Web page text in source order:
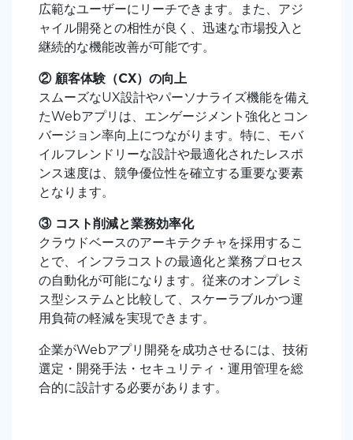
広範なユーザーにリーチできます。また、アジ
ャイル開発との相性が良く、迅速な市場投入と
継続的な機能改善が可能です。
② 顧客体験（CX）の向上
スムーズなUX設計やパーソナライズ機能を備え
たWebアプリは、エンゲージメント強化とコン
バージョン率向上につながります。特に、モバ
イルフレンドリーな設計や最適化されたレスポ
ンス速度は、競争優位性を確立する重要な要素
となります。
③ コスト削減と業務効率化
クラウドベースのアーキテクチャを採用するこ
とで、インフラコストの最適化と業務プロセス
の自動化が可能になります。従来のオンプレミ
ス型システムと比較して、スケーラブルかつ運
用負荷の軽減を実現できます。
企業がWebアプリ開発を成功させるには、技術
選定・開発手法・セキュリティ・運用管理を総
合的に設計する必要があります。